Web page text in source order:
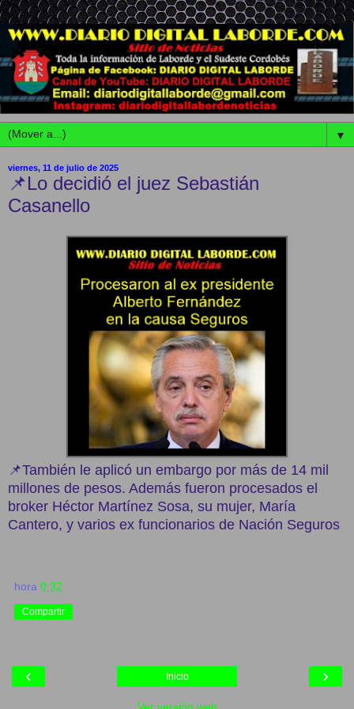
▼
viernes, 11 de julio de 2025
📌Lo decidió el juez Sebastián
Casanello
📌También le aplicó un embargo por más de 14 mil
millones de pesos. Además fueron procesados el
broker Héctor Martínez Sosa, su mujer, María
Cantero, y varios ex funcionarios de Nación Seguros
hora 0:32
Compartir
‹ ›
Inicio